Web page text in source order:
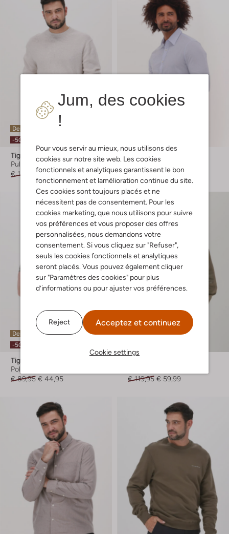
Jum, des cookies
!
Pour vous servir au mieux, nous utilisons des
cookies sur notre site web. Les cookies
fonctionnels et analytiques garantissent le bon
fonctionnement et lamélioration continue du site.
Ces cookies sont toujours placés et ne
nécessitent pas de consentement. Pour les
cookies marketing, que nous utilisons pour suivre
vos préférences et vous proposer des offres
personnalisées, nous demandons votre
consentement. Si vous cliquez sur "Refuser",
seuls les cookies fonctionnels et analytiques
seront placés. Vous pouvez également cliquer
sur "Paramètres des cookies" pour plus
d’informations ou pour ajuster vos préférences.
Reject Acceptez et continuez
Cookie settings
Dernière pièce
-50%
Tiger Of Sweden
Pull
€ 159,95 € 79,95
Tiger Of Sweden
Chemise décontractée
€ 129,95 € 51,99
Dernière pièce
-50%
Tiger Of Sweden
Polo
€ 89,95 € 44,95
Dernière pièce
€ 119,95 € 59,99